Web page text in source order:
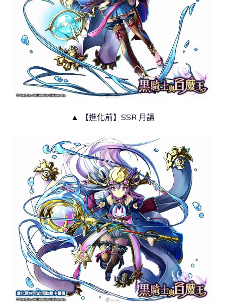
▲ 【進化前】SSR 月讀